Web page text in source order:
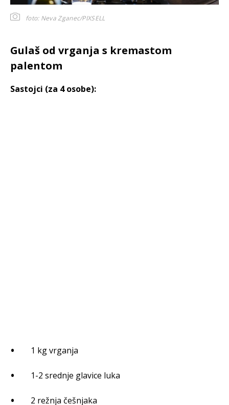
foto: Neva Zganec/PIXSELL
Gulaš od vrganja s kremastom
palentom
Sastojci (za 4 osobe):
1 kg vrganja
1-2 srednje glavice luka
2 režnja češnjaka